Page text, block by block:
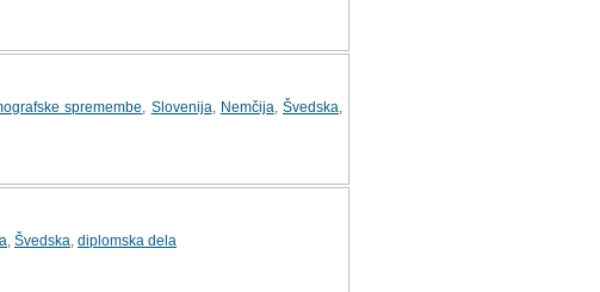
spremembe Slovenija Nemčija ,Švedska
Švedska diplomska dela